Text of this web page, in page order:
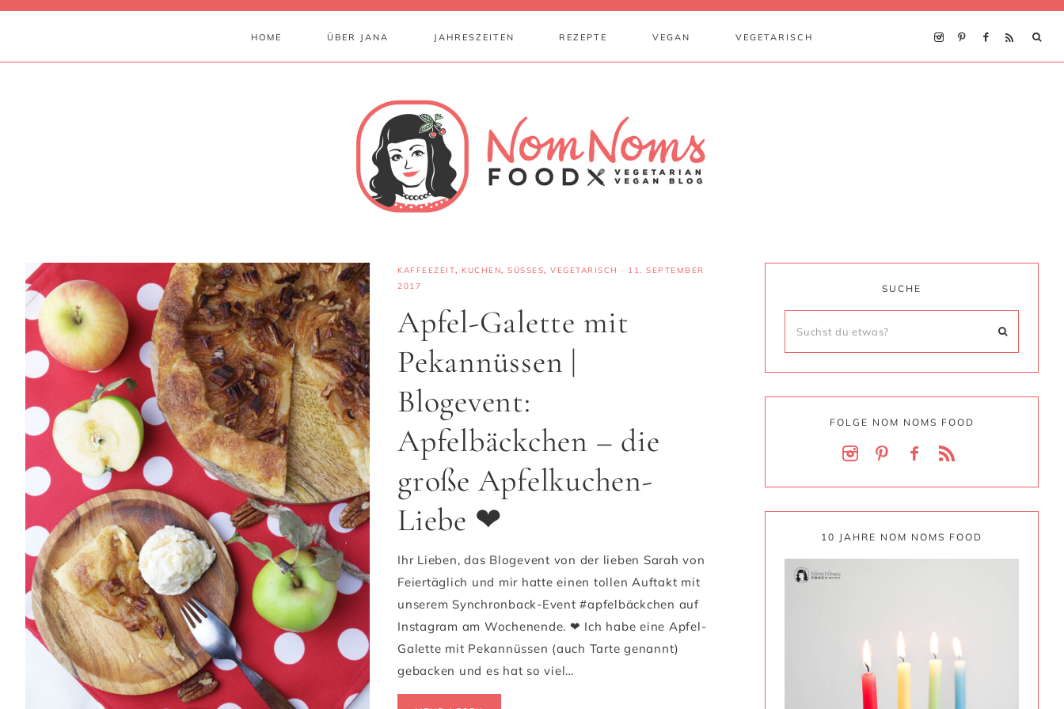
HOME ÜBER JANA JAHRESZEITEN REZEPTE VEGAN VEGETARISCH
KAFFEEZEIT, KUCHEN, SÜSSES , VEGETARISCH · 11. SEPTEMBER
2017
Apfel-Galette mit
Pekannüssen |
Blogevent:
Apfelbäckchen – die
große Apfelkuchen-
Liebe ❤
Ihr Lieben, das Blogevent von der lieben Sarah von
Feiertäglich und mir hatte einen tollen Auftakt mit
unserem Synchronback-Event #apfelbäckchen auf
Instagram am Wochenende. ❤ Ich habe eine Apfel-
Galette mit Pekannüssen (auch Tarte genannt)
gebacken und es hat so viel…
SUCHE
FOLGE NOM NOMS FOOD
10 JAHRE NOM NOMS FOOD